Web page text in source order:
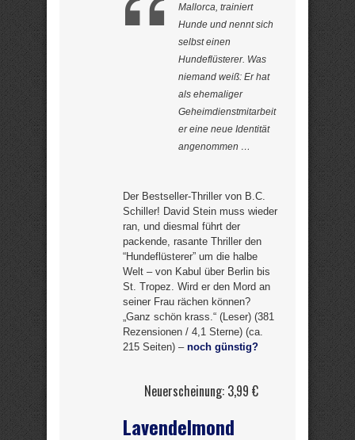
Mallorca, trainiert
Hunde und nennt sich
selbst einen
Hundeflüsterer. Was
niemand weiß: Er hat
als ehemaliger
Geheimdienstmitarbeit
er eine neue Identität
angenommen …
Der Bestseller-Thriller von B.C.
Schiller! David Stein muss wieder
ran, und diesmal führt der
packende, rasante Thriller den
“Hundeflüsterer” um die halbe
Welt – von Kabul über Berlin bis
St. Tropez. Wird er den Mord an
seiner Frau rächen können?
„Ganz schön krass.“ (Leser) (381
Rezensionen / 4,1 Sterne) (ca.
215 Seiten) – noch günstig?
Neuerscheinung: 3,99 €
Lavendelmond